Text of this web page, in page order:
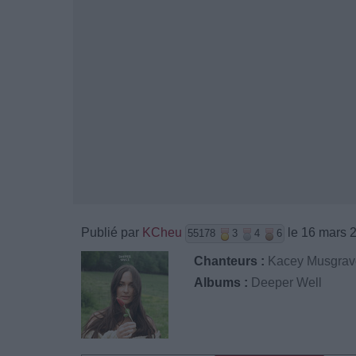
Publié par KCheu 55178 3 4 6 le 16 mars
Chanteurs : Kacey
Albums : Deeper Well